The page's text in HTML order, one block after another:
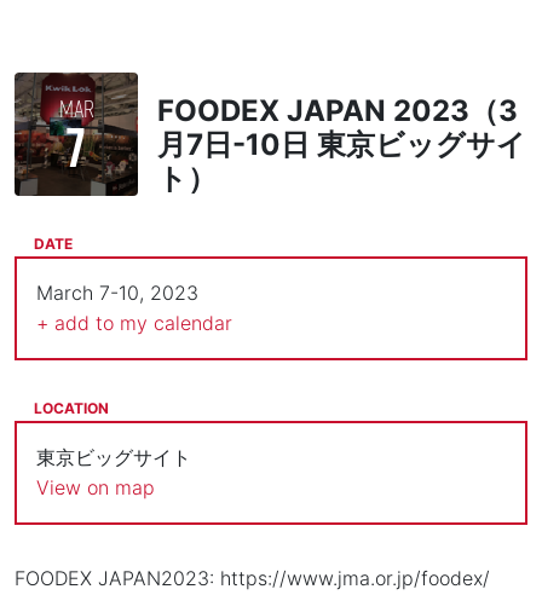
FOODEX JAPAN 2023（3
月7日-10日 東京ビッグサイ
ト）
MAR
7
DATE
March 7-10, 2023
+ add to my calendar
LOCATION
東京ビッグサイト
View on map
FOODEX JAPAN2023: https://www.jma.or.jp/foodex/